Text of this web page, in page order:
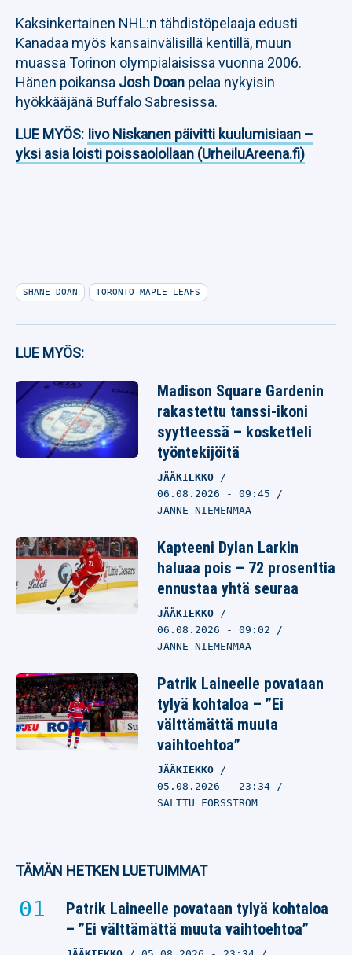
Kaksinkertainen NHL:n tähdistöpelaaja edusti
Kanadaa myös kansainvälisillä kentillä, muun
muassa Torinon olympialaisissa vuonna 2006.
Hänen poikansa Josh Doan pelaa nykyisin
hyökkääjänä Buffalo Sabresissa.
LUE MYÖS: Iivo Niskanen päivitti kuulumisiaan –
yksi asia loisti poissaolollaan (UrheiluAreena.fi)
SHANE DOAN TORONTO MAPLE LEAFS
LUE MYÖS:
Madison Square Gardenin
rakastettu tanssi-ikoni
syytteessä – kosketteli
työntekijöitä
JÄÄKIEKKO
06.08.2026 - 09:45
JANNE NIEMENMAA
Kapteeni Dylan Larkin
haluaa pois – 72 prosenttia
ennustaa yhtä seuraa
JÄÄKIEKKO
06.08.2026 - 09:02
JANNE NIEMENMAA
Patrik Laineelle povataan
tylyä kohtaloa – ”Ei
välttämättä muuta
vaihtoehtoa”
JÄÄKIEKKO
05.08.2026 - 23:34
SALTTU FORSSTRÖM
TÄMÄN HETKEN LUETUIMMAT
Patrik Laineelle povataan tylyä kohtaloa
– ”Ei välttämättä muuta vaihtoehtoa”